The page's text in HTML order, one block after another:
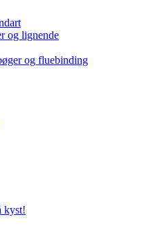
og lignende
og fluebinding
kyst!